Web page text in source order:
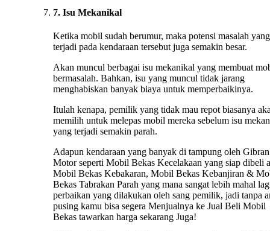
7. Isu Mekanikal
Ketika mobil sudah berumur, maka potensi masalah yang
terjadi pada kendaraan tersebut juga semakin besar.
Akan muncul berbagai isu mekanikal yang membuat
bermasalah. Bahkan, isu yang muncul tidak jarang
menghabiskan banyak biaya untuk memperbaikinya.
Itulah kenapa, pemilik yang tidak mau repot biasanya
memilih untuk melepas mobil mereka sebelum isu
yang terjadi semakin parah.
Adapun kendaraan yang banyak di tampung oleh Gibran
Motor seperti Mobil Bekas Kecelakaan yang siap dibeli
Mobil Bekas Kebakaran, Mobil Bekas Kebanjiran &
Bekas Tabrakan Parah yang mana sangat lebih mahal
perbaikan yang dilakukan oleh sang pemilik, jadi tanpa
pusing kamu bisa segera Menjualnya ke Jual Beli Mobil
Bekas tawarkan harga sekarang Juga!